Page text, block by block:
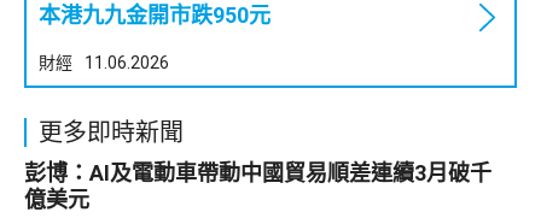
本港九九金開市跌950元
財經 11.06.2026
更多即時新聞
彭博：AI及電動車帶動中國貿易順差連續3月破千
億美元